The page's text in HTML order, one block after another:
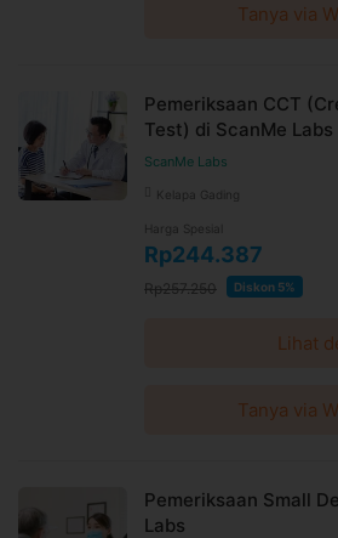
Tanya via
Pemeriksaan CCT
Test) di ScanMe Labs
ScanMe Labs
Kelapa Gading
Harga Spesial
Rp244.387
Rp257.250 Diskon 5%
Lihat
Tanya via
Pemeriksaan Small
Labs